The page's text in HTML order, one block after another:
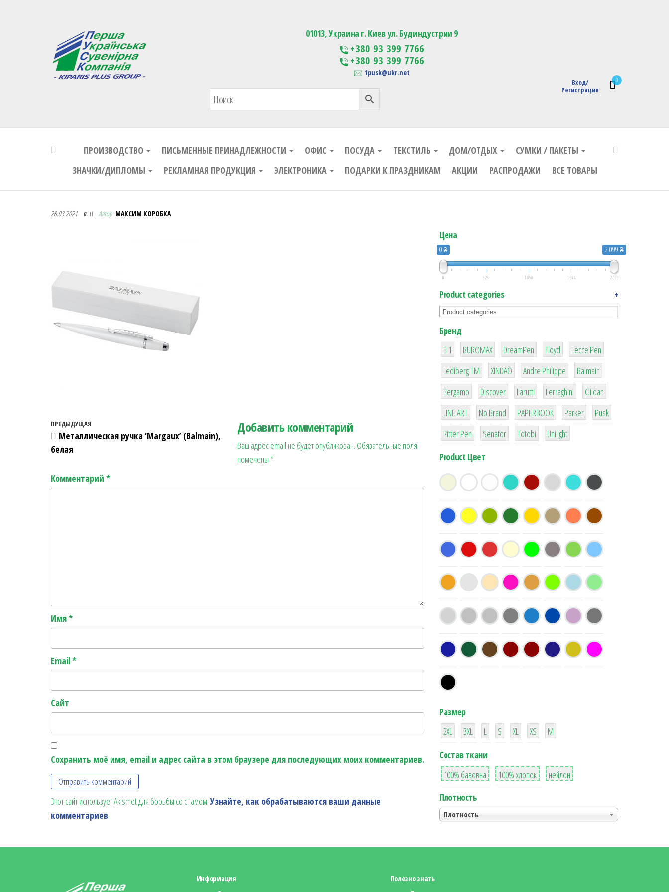
Первая Украинская Сувенирная Компания Изготовление сувенирной продукции с логотипом
0
Вход/
Регистрация
01013, Украина г. Киев ул. Будиндустрии 9
+380 93 399 7766
+380 93 399 7766
1pusk@ukr.net
ПРОИЗВОДСТВО ПИСЬМЕННЫЕ ПРИНАДЛЕЖНОСТИ ОФИС ПОСУДА ТЕКСТИЛЬ ДОМ/ОТДЫХ
СУМКИ / ПАКЕТЫ
ЗНАЧКИ/ДИПЛОМЫ
РЕКЛАМНАЯ ПРОДУКЦИЯ ЭЛЕКТРОНИКА ПОДАРКИ К ПРАЗДНИКАМ АКЦИИ РАСПРОДАЖИ ВСЕ ТОВАРЫ
Первая Украинская Сувенирная Компания
28.03.2021 0 Автор МАКСИМ КОРОБКА
Навигация по записям
Предыдущая запись
ПРЕДЫДУЩАЯ
Металлическая ручка ‘Margaux’ (Balmain),
белая
Добавить комментарий
Ваш адрес email не будет опубликован. Обязательные поля
помечены *
Комментарий *
Имя*
Email*
Сайт
Сохранить моё имя, email и адрес сайта в этом браузере для последующих моих комментариев.
Этот сайт использует Akismet для борьбы со спамом.Узнайте, как обрабатываются ваши данные
комментариев.
Цена
0 ₴ 2 099 ₴
0 525 1 050 1 574 2 099
Product categories +
Бренд
B 1
1
BUROMAX
1
DreamPen
2
Floyd
2
Lecce Pen
3
Lediberg ТМ
3
XINDAO
1
Andre Philippe
4
Balmain
26
Bergamo
64
Discover
299
Farutti
4
Ferraghini
42
Gildan
4
LINE ART
90
No Brand
8
PAPERBOOK
6
Parker
2
Pusk
22
Ritter Pen
15
Senator
43
Totobi
1
Unilight
Product Цвет
Размер
38
2XL
16
3XL
42
L
42
S
42
XL XS
М
Состав ткани
8
100% бавовна
36
100% хлопок
2
нейлон
Плотность
Плотность
Информация Полезно знать